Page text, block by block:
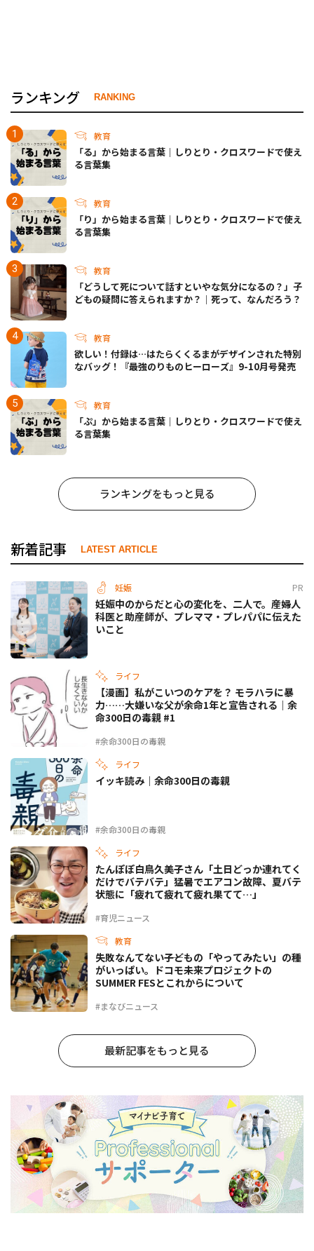
ランキング RANKING
教育
「る」から始まる言葉｜しりとり・クロスワードで使え
る言葉集
教育
「り」から始まる言葉｜しりとり・クロスワードで使え
る言葉集
教育
「どうして死について話すといやな気分になるの？」子
どもの疑問に答えられますか？｜死って、なんだろう？
教育
欲しい！付録は…はたらくくるまがデザインされた特別
なバッグ！『最強のりものヒーローズ』9-10月号発売
教育
「ぷ」から始まる言葉｜しりとり・クロスワードで使え
る言葉集
ランキングをもっと見る
新着記事 LATEST ARTICLE
妊娠 PR
妊娠中のからだと心の変化を、二人で。産婦人
科医と助産師が、プレママ・プレパパに伝えた
いこと
ライフ
#余命300日の毒親
【漫画】私がこいつのケアを？ モラハラに暴
力……大嫌いな父が余命1年と宣告される｜余
命300日の毒親 #1
ライフ
#余命300日の毒親
イッキ読み｜余命300日の毒親
ライフ
#育児ニュース
たんぽぽ白鳥久美子さん「土日どっか連れてく
だけでバテバテ」猛暑でエアコン故障、夏バテ
状態に「疲れて疲れて疲れ果てて…」
教育
#まなびニュース
失敗なんてない――子どもの「やってみたい」の種
がいっぱい。ドコモ未来プロジェクトの
SUMMER FESとこれからについて
最新記事をもっと見る